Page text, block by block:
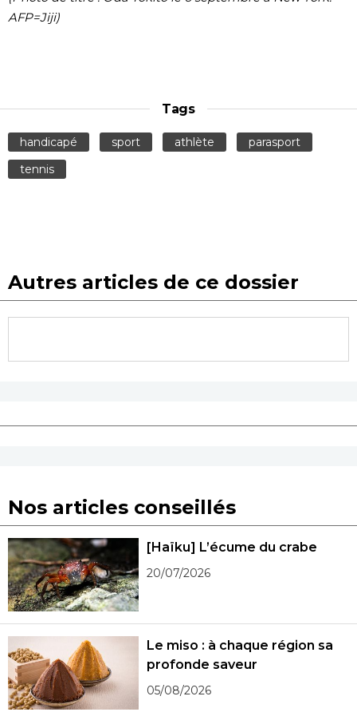
AFP=Jiji)
Tags
handicapé sport athlète
parasport
tennis
Autres articles de ce dossier
Nos articles conseillés
[Haïku] L’écume du crabe
20/07/2026
Le miso : à chaque région sa
profonde saveur
05/08/2026